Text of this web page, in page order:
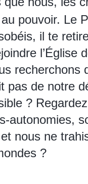
pouvoir. Le
il te
l’Église
pas de notre
?
autonomies,
nous ne
?